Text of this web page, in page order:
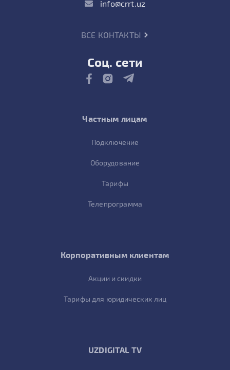
info@crrt.uz
ВСЕ КОНТАКТЫ
Соц. сети
Частным лицам
Подключение
Оборудование
Тарифы
Телепрограмма
Корпоративным клиентам
Акции и скидки
Тарифы для юридических лиц
UZDIGITAL TV